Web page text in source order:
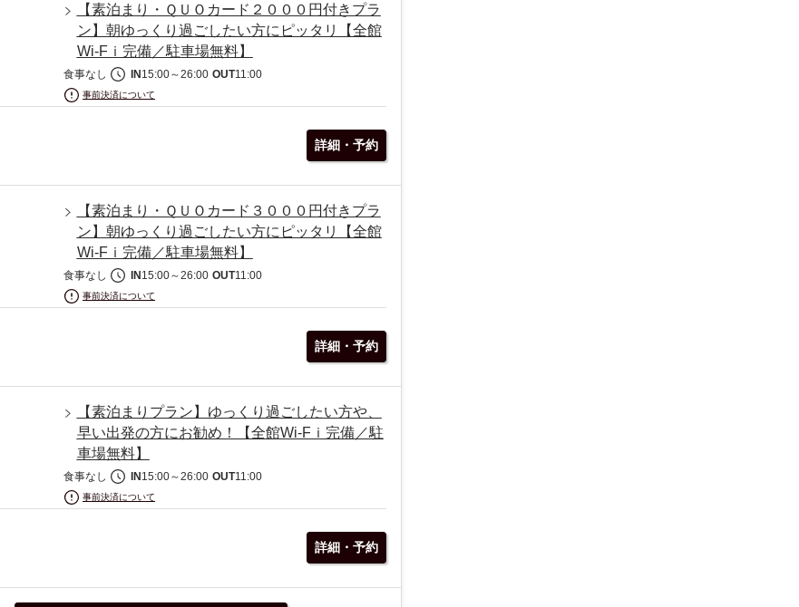
【素泊まり・ＱＵＯカード２０００円付きプラ
ン】朝ゆっくり過ごしたい方にピッタリ【全館
Wi-Fｉ完備／駐車場無料】
食事なし IN15:00～26:00 OUT11:00
事前決済について
詳細・予約
【素泊まり・ＱＵＯカード３０００円付きプラ
ン】朝ゆっくり過ごしたい方にピッタリ【全館
Wi-Fｉ完備／駐車場無料】
食事なし IN15:00～26:00 OUT11:00
事前決済について
詳細・予約
【素泊まりプラン】ゆっくり過ごしたい方や、
早い出発の方にお勧め！【全館Wi-Fｉ完備／駐
車場無料】
食事なし IN15:00～26:00 OUT11:00
事前決済について
詳細・予約